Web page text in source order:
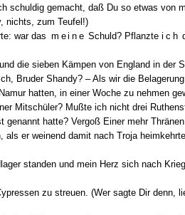
schuldig gemacht, daß Du so etwas von
nichts, zum Teufel!)
war das meine Schuld? Pflanzteich
die sieben Kämpen von England in der
Bruder Shandy? – Als wir die
hatten, in einer Woche zu nehmen
Mitschüler? Mußte ich nicht drei
hatte? Vergoß Einer mehr
er weinend damit nach Troja
standen und mein Herz sich nach
zu streuen. (Wer sagte Dir denn,